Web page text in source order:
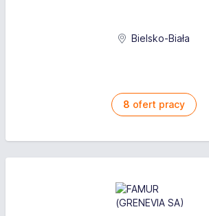
Bielsko-Biała
8 ofert pracy